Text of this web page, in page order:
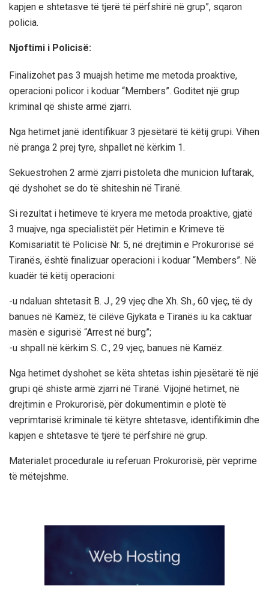
kapjen e shtetasve të tjerë të përfshirë në grup”, sqaron
policia.
Njoftimi i Policisë:
Finalizohet pas 3 muajsh hetime me metoda proaktive,
operacioni policor i koduar “Members”. Goditet një grup
kriminal që shiste armë zjarri.
Nga hetimet janë identifikuar 3 pjesëtarë të këtij grupi. Vihen
në pranga 2 prej tyre, shpallet në kërkim 1.
Sekuestrohen 2 armë zjarri pistoleta dhe municion luftarak,
që dyshohet se do të shiteshin në Tiranë.
Si rezultat i hetimeve të kryera me metoda proaktive, gjatë
3 muajve, nga specialistët për Hetimin e Krimeve të
Komisariatit të Policisë Nr. 5, në drejtimin e Prokurorisë së
Tiranës, është finalizuar operacioni i koduar “Members”. Në
kuadër të këtij operacioni:
-u ndaluan shtetasit B. J., 29 vjeç dhe Xh. Sh., 60 vjeç, të dy
banues në Kamëz, të cilëve Gjykata e Tiranës iu ka caktuar
masën e sigurisë “Arrest në burg”;
-u shpall në kërkim S. C., 29 vjeç, banues në Kamëz.
Nga hetimet dyshohet se këta shtetas ishin pjesëtarë të një
grupi që shiste armë zjarri në Tiranë. Vijojnë hetimet, në
drejtimin e Prokurorisë, për dokumentimin e plotë të
veprimtarisë kriminale të këtyre shtetasve, identifikimin dhe
kapjen e shtetasve të tjerë të përfshirë në grup.
Materialet procedurale iu referuan Prokurorisë, për veprime
të mëtejshme.